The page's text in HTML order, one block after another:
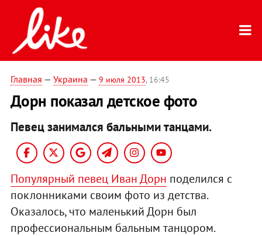
Главная — Украина — 9 июля 2013, 16:45
Дорн показал детское фото
Певец занимался бальными танцами.
Популярный певец Иван Дорн поделился с
поклонниками своим фото из детства.
Оказалось, что маленький Дорн был
профессиональным бальным танцором.